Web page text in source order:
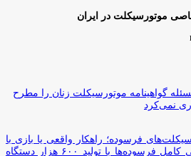
موتورسیکلت در ایران
گواهینامه موتورسیکلت زنان را مطرح
نمی‌کرد
فرسوده؛ راهکار واقعی یا بازی با
منابع کشور؟ / جایگزینی کامل فرسوده‌ها با تولید ۶۰۰ هزار دستگاه